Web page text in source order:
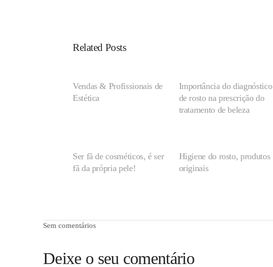
Related Posts
Vendas & Profissionais de
Estética
Importância do diagnóstico
de rosto na prescrição do
tratamento de beleza
Ser fã de cosméticos, é ser
fã da própria pele!
Higiene do rosto, produtos
originais
Sem comentários
Deixe o seu comentário